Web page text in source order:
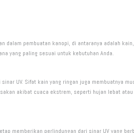
dalam pembuatan kanopi, di antaranya adalah
yang paling sesuai untuk kebutuhan Anda.
UV. Sifat kain yang ringan juga membuatnya
akibat cuaca ekstrem, seperti hujan lebat
memberikan perlindungan dari sinar UV yang